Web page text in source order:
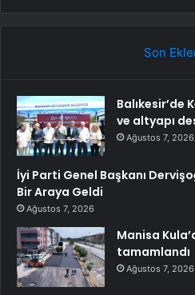
Son
Balıkesir’de
ve altyapı
Ağustos 7, 2026
İyi Parti Genel Başkanı
Bir Araya Geldi
Ağustos 7, 2026
Manisa
tamamlandı
Ağustos 7, 2026